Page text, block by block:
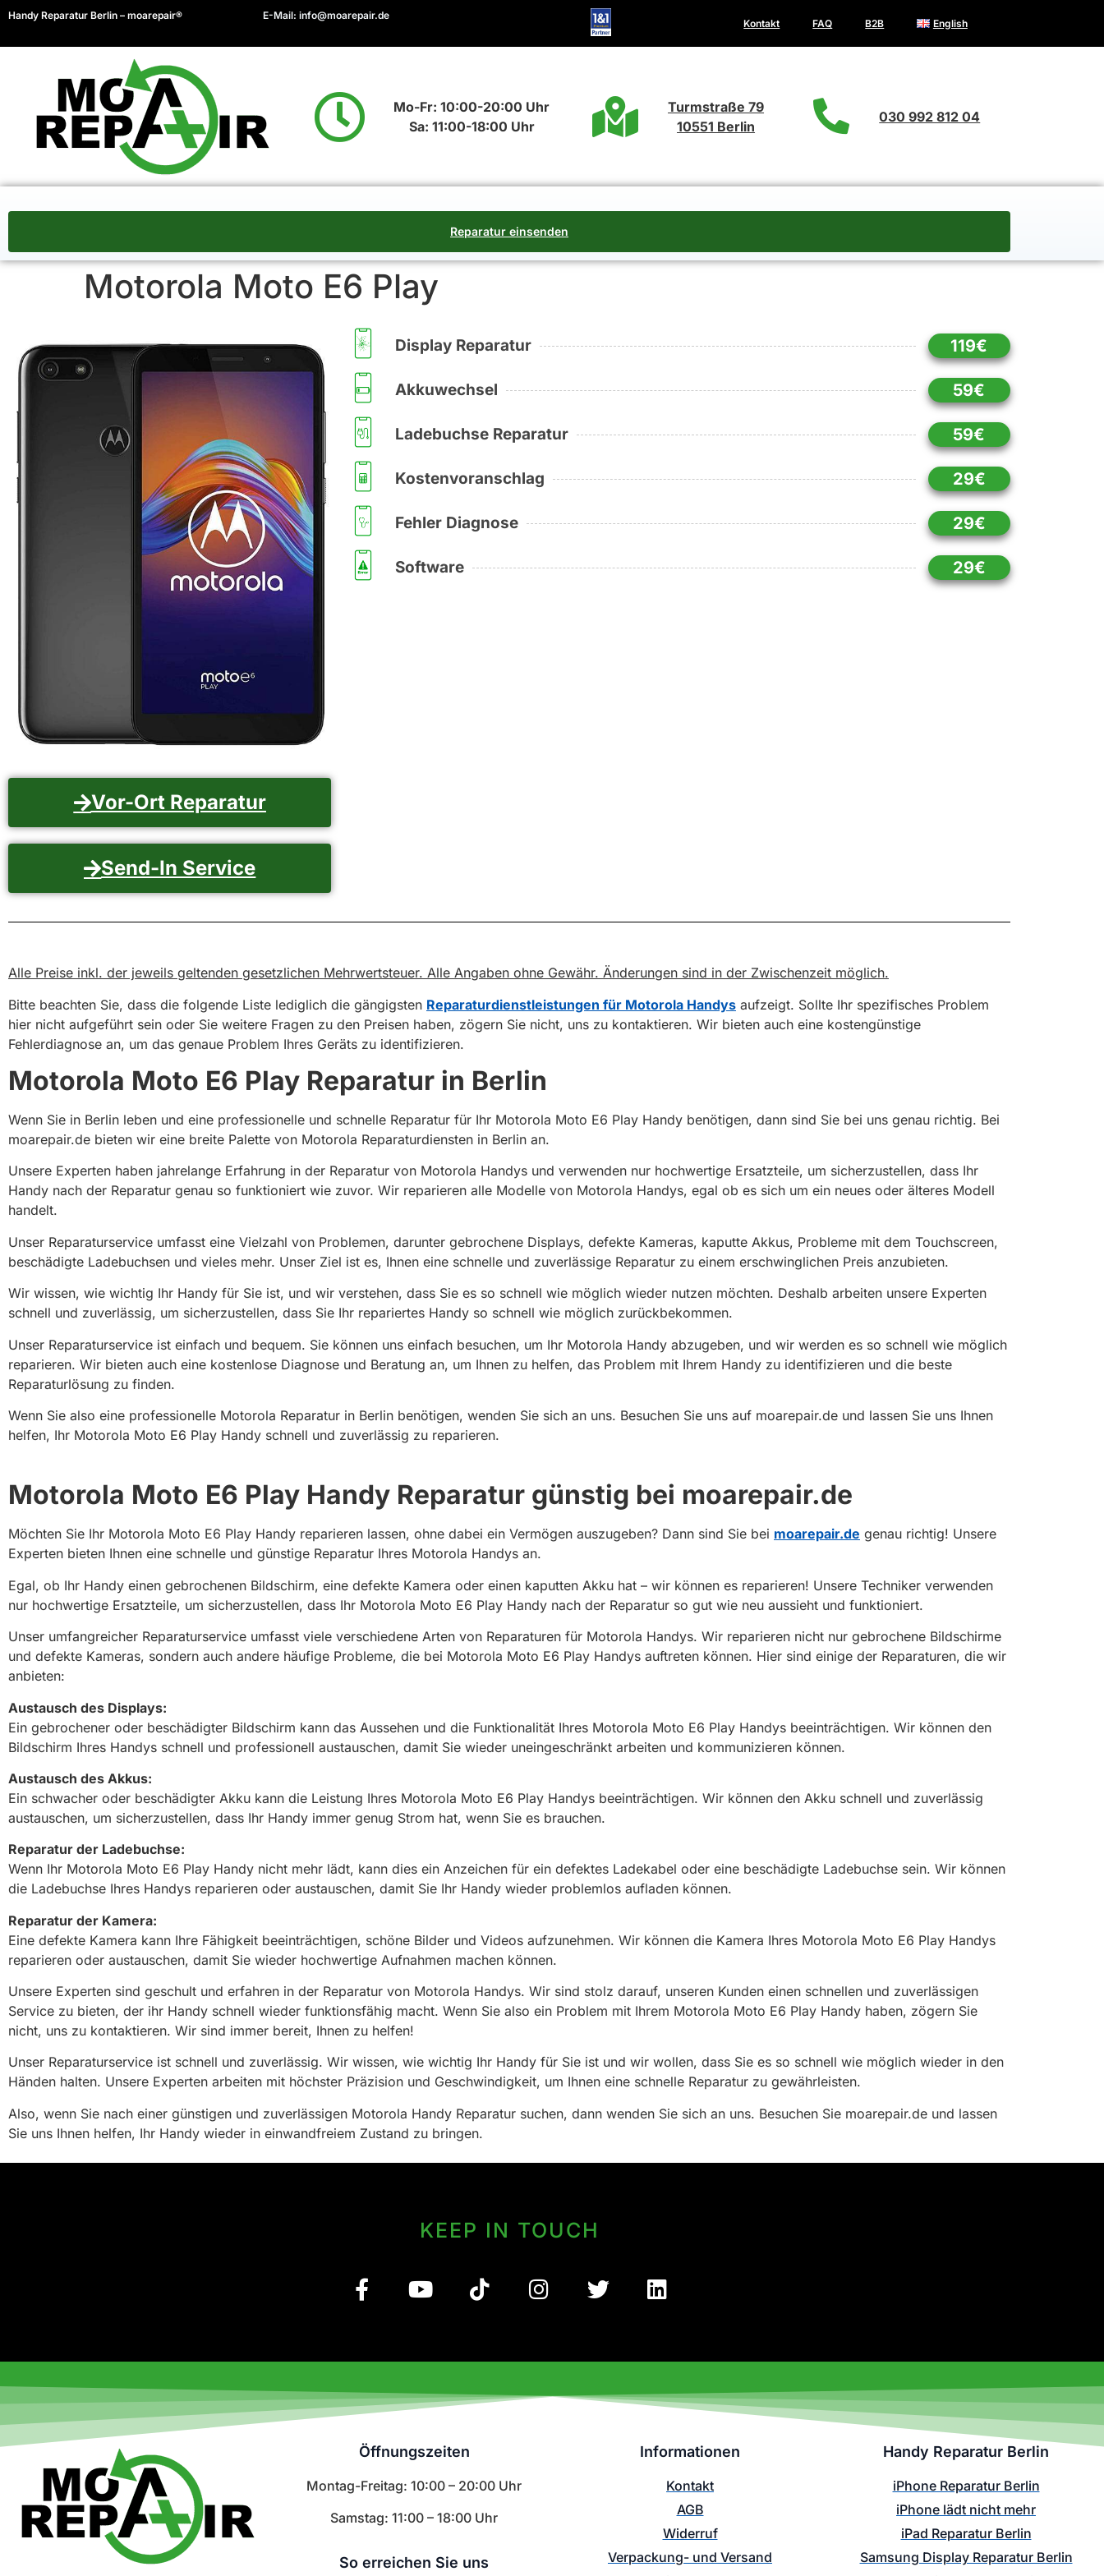
Handy Reparatur Berlin – moarepair® E-Mail: info@moarepair.de
Kontakt FAQ B2B English
Mo-Fr: 10:00-20:00 Uhr
Sa: 11:00-18:00 Uhr
Turmstraße 79
10551 Berlin
030 992 812 04
Reparatur einsenden
Motorola Moto E6 Play
Vor-Ort Reparatur
Send-In Service
Display Reparatur 119€
Akkuwechsel 59€
Ladebuchse Reparatur 59€
Kostenvoranschlag 29€
Fehler Diagnose 29€
Software 29€
Alle Preise inkl. der jeweils geltenden gesetzlichen Mehrwertsteuer. Alle Angaben ohne Gewähr. Änderungen sind in der Zwischenzeit möglich.
Bitte beachten Sie, dass die folgende Liste lediglich die gängigsten Reparaturdienstleistungen für Motorola Handys aufzeigt. Sollte Ihr spezifisches Problem
hier nicht aufgeführt sein oder Sie weitere Fragen zu den Preisen haben, zögern Sie nicht, uns zu kontaktieren. Wir bieten auch eine kostengünstige
Fehlerdiagnose an, um das genaue Problem Ihres Geräts zu identifizieren.
Motorola Moto E6 Play Reparatur in Berlin
Wenn Sie in Berlin leben und eine professionelle und schnelle Reparatur für Ihr Motorola Moto E6 Play Handy benötigen, dann sind Sie bei uns genau richtig. Bei
moarepair.de bieten wir eine breite Palette von Motorola Reparaturdiensten in Berlin an.
Unsere Experten haben jahrelange Erfahrung in der Reparatur von Motorola Handys und verwenden nur hochwertige Ersatzteile, um sicherzustellen, dass Ihr
Handy nach der Reparatur genau so funktioniert wie zuvor. Wir reparieren alle Modelle von Motorola Handys, egal ob es sich um ein neues oder älteres Modell
handelt.
Unser Reparaturservice umfasst eine Vielzahl von Problemen, darunter gebrochene Displays, defekte Kameras, kaputte Akkus, Probleme mit dem Touchscreen,
beschädigte Ladebuchsen und vieles mehr. Unser Ziel ist es, Ihnen eine schnelle und zuverlässige Reparatur zu einem erschwinglichen Preis anzubieten.
Wir wissen, wie wichtig Ihr Handy für Sie ist, und wir verstehen, dass Sie es so schnell wie möglich wieder nutzen möchten. Deshalb arbeiten unsere Experten
schnell und zuverlässig, um sicherzustellen, dass Sie Ihr repariertes Handy so schnell wie möglich zurückbekommen.
Unser Reparaturservice ist einfach und bequem. Sie können uns einfach besuchen, um Ihr Motorola Handy abzugeben, und wir werden es so schnell wie möglich
reparieren. Wir bieten auch eine kostenlose Diagnose und Beratung an, um Ihnen zu helfen, das Problem mit Ihrem Handy zu identifizieren und die beste
Reparaturlösung zu finden.
Wenn Sie also eine professionelle Motorola Reparatur in Berlin benötigen, wenden Sie sich an uns. Besuchen Sie uns auf moarepair.de und lassen Sie uns Ihnen
helfen, Ihr Motorola Moto E6 Play Handy schnell und zuverlässig zu reparieren.
Motorola Moto E6 Play Handy Reparatur günstig bei moarepair.de
Möchten Sie Ihr Motorola Moto E6 Play Handy reparieren lassen, ohne dabei ein Vermögen auszugeben? Dann sind Sie bei moarepair.de genau richtig! Unsere
Experten bieten Ihnen eine schnelle und günstige Reparatur Ihres Motorola Handys an.
Egal, ob Ihr Handy einen gebrochenen Bildschirm, eine defekte Kamera oder einen kaputten Akku hat – wir können es reparieren! Unsere Techniker verwenden
nur hochwertige Ersatzteile, um sicherzustellen, dass Ihr Motorola Moto E6 Play Handy nach der Reparatur so gut wie neu aussieht und funktioniert.
Unser umfangreicher Reparaturservice umfasst viele verschiedene Arten von Reparaturen für Motorola Handys. Wir reparieren nicht nur gebrochene Bildschirme
und defekte Kameras, sondern auch andere häufige Probleme, die bei Motorola Moto E6 Play Handys auftreten können. Hier sind einige der Reparaturen, die wir
anbieten:
Austausch des Displays:
Ein gebrochener oder beschädigter Bildschirm kann das Aussehen und die Funktionalität Ihres Motorola Moto E6 Play Handys beeinträchtigen. Wir können den
Bildschirm Ihres Handys schnell und professionell austauschen, damit Sie wieder uneingeschränkt arbeiten und kommunizieren können.
Austausch des Akkus:
Ein schwacher oder beschädigter Akku kann die Leistung Ihres Motorola Moto E6 Play Handys beeinträchtigen. Wir können den Akku schnell und zuverlässig
austauschen, um sicherzustellen, dass Ihr Handy immer genug Strom hat, wenn Sie es brauchen.
Reparatur der Ladebuchse:
Wenn Ihr Motorola Moto E6 Play Handy nicht mehr lädt, kann dies ein Anzeichen für ein defektes Ladekabel oder eine beschädigte Ladebuchse sein. Wir können
die Ladebuchse Ihres Handys reparieren oder austauschen, damit Sie Ihr Handy wieder problemlos aufladen können.
Reparatur der Kamera:
Eine defekte Kamera kann Ihre Fähigkeit beeinträchtigen, schöne Bilder und Videos aufzunehmen. Wir können die Kamera Ihres Motorola Moto E6 Play Handys
reparieren oder austauschen, damit Sie wieder hochwertige Aufnahmen machen können.
Unsere Experten sind geschult und erfahren in der Reparatur von Motorola Handys. Wir sind stolz darauf, unseren Kunden einen schnellen und zuverlässigen
Service zu bieten, der ihr Handy schnell wieder funktionsfähig macht. Wenn Sie also ein Problem mit Ihrem Motorola Moto E6 Play Handy haben, zögern Sie
nicht, uns zu kontaktieren. Wir sind immer bereit, Ihnen zu helfen!
Unser Reparaturservice ist schnell und zuverlässig. Wir wissen, wie wichtig Ihr Handy für Sie ist und wir wollen, dass Sie es so schnell wie möglich wieder in den
Händen halten. Unsere Experten arbeiten mit höchster Präzision und Geschwindigkeit, um Ihnen eine schnelle Reparatur zu gewährleisten.
Also, wenn Sie nach einer günstigen und zuverlässigen Motorola Handy Reparatur suchen, dann wenden Sie sich an uns. Besuchen Sie moarepair.de und lassen
Sie uns Ihnen helfen, Ihr Handy wieder in einwandfreiem Zustand zu bringen.
KEEP IN TOUCH
Öffnungszeiten
Montag-Freitag: 10:00 – 20:00 Uhr
Samstag: 11:00 – 18:00 Uhr
So erreichen Sie uns
Informationen
Kontakt
AGB
Widerruf
Verpackung- und Versand
Handy Reparatur Berlin
iPhone Reparatur Berlin
iPhone lädt nicht mehr
iPad Reparatur Berlin
Samsung Display Reparatur Berlin